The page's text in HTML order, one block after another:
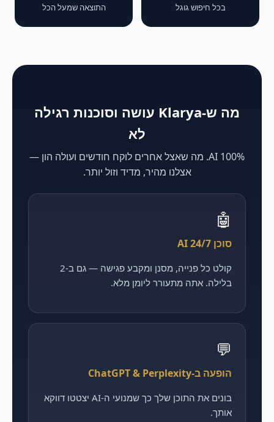
בכל חיפוש גוגל התוצאה שמעל הכל
מה ש-Klarya עושה וסוכנות רגילה
לא
100% AI. מה שאצל אחרים לוקח חודשים ועולה הון —
אצלנו מהיר, מדיד וזול יותר.
🤖
סוכן AI 24/7
קולט כל פנייה, מסנן ומקבע פגישה — גם ב-2
בלילה. אתה מתעורר ליומן מלא.
💬
הופעה ב-ChatGPT & Perplexity
בונים את התוכן שלך כך שמנועי ה-AI יצטטו דווקא
אותך.